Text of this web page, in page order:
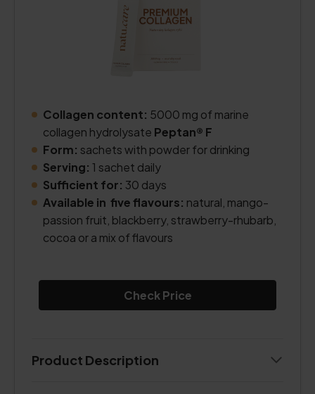
Collagen content: 5000 mg of marine
collagen hydrolysate Peptan® F
Form: sachets with powder for drinking
Serving: 1 sachet daily
Sufficient for: 30 days
Available in five flavours: natural, mango-
passion fruit, blackberry, strawberry-rhubarb,
cocoa or a mix of flavours
Check Price
Product Description